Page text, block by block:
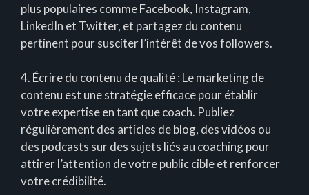
plus populaires comme Facebook, Instagram,
LinkedIn et Twitter, et partagez du contenu
pertinent pour susciter l’intérêt de vos followers.
4. Écrire du contenu de qualité : Le marketing de
contenu est une stratégie efficace pour établir
votre expertise en tant que coach. Publiez
régulièrement des articles de blog, des vidéos ou
des podcasts sur des sujets liés au coaching pour
attirer l’attention de votre public cible et renforcer
votre crédibilité.